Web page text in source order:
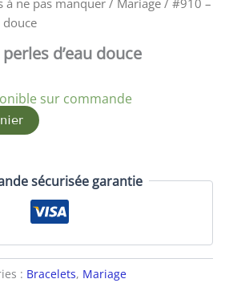
douce
d’eau douce
sur commande
sécurisée garantie
: Bracelets, Mariage